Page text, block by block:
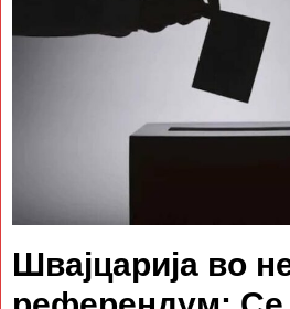
Швајцарија во